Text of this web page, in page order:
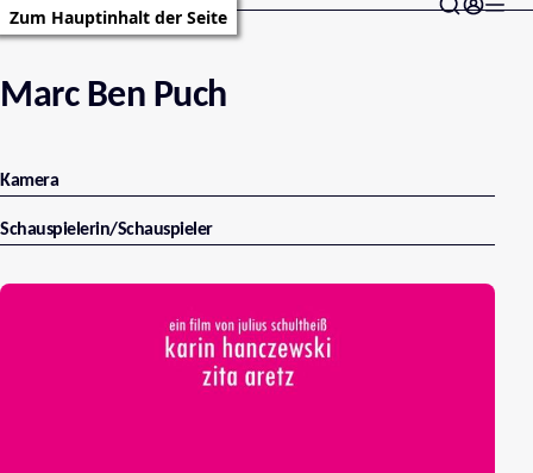
Zum Hauptinhalt der Seite
Marc Ben Puch
Kamera
Schauspielerin/Schauspieler